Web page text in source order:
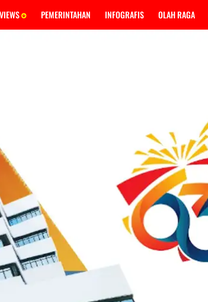
PEMERINTAHAN INFOGRAFIS OLAH RAGA